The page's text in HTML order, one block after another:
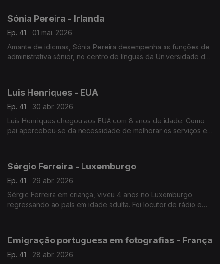
Sónia Pereira - Irlanda
Ep. 41
01 mai. 2026
Amante de idiomas, Sónia Pereira desempenha as funções de
administrativa sénior, no centro de línguas da Universidade de
Luis Henriques - EUA
Ep. 41
30 abr. 2026
Luís Henriques chegou aos EUA com 8 anos de idade. Como
pai apercebeu-se da necessidade de melhorar os serviços e
Sérgio Ferreira - Luxemburgo
Ep. 41
29 abr. 2026
Sérgio Ferreira em criança, viveu 4 anos no Luxemburgo,
regressando ao país em idade adulta. Foi locutor de rádio e
Emigração portuguesa em fotografias - França
Ep. 41
28 abr. 2026